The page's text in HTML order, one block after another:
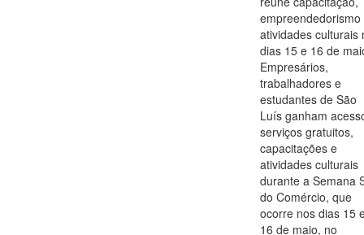
empreendedorismo
atividades culturais
dias 15 e 16 de
Empresários,
trabalhadores e
estudantes de São
Luís ganham
serviços gratuitos,
capacitações e
atividades culturais
durante a Semana
do Comércio, que
ocorre nos dias 15
16 de maio, no